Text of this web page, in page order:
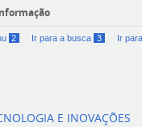
2 Ir para a busca 3 Ir
E INOVAÇÕES